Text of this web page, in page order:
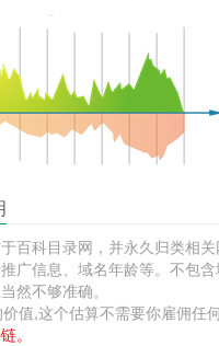
百科目录网，并永久归类相
广信息、域名年龄等。不包
然不够准确。
值,这个估算不需要你雇佣任
。